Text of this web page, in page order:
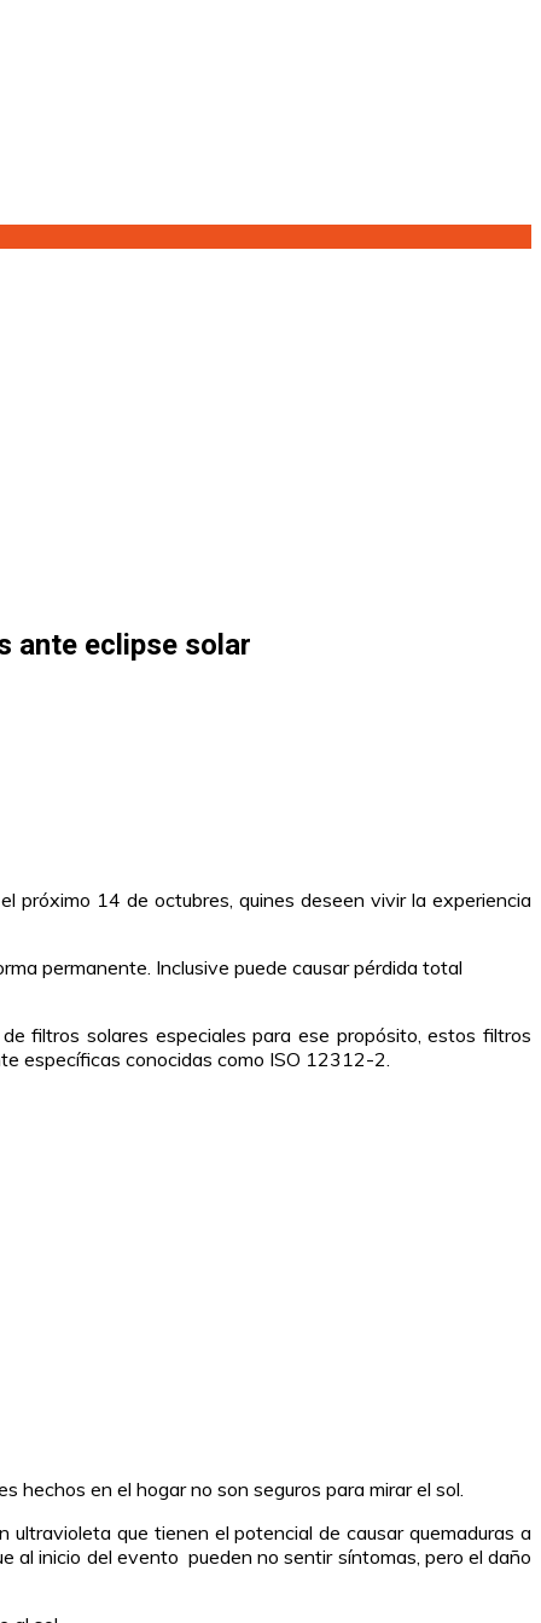
ante eclipse solar
próximo 14 de octubres, quines deseen vivir la experiencia
permanente. Inclusive puede causar pérdida total
filtros solares especiales para ese propósito, estos filtros
específicas conocidas como ISO 12312-2.
hechos en el hogar no son seguros para mirar el sol.
que tienen el potencial de causar quemaduras a
al inicio del evento pueden no sentir síntomas, pero el daño